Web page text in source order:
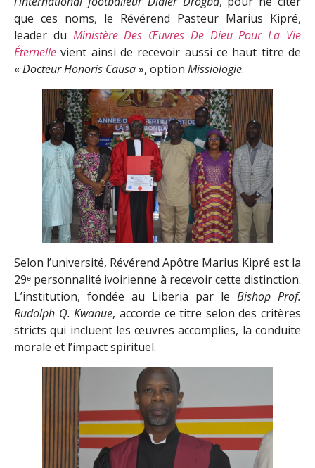
que ces noms, le Révérend Pasteur Marius Kipré,
leader du Ministère Des Œuvres De Dieu Pour La Vie
Éternelle vient ainsi de recevoir aussi ce haut titre de
«Docteur Honoris Causa», option Missiologie.
Selon l’université, Révérend Apôtre Marius Kipré est la
29ᵉ personnalité ivoirienne à recevoir cette distinction.
L’institution, fondée au Liberia par le Bishop Prof.
Rudolph Q. Kwanue, accorde ce titre selon des critères
stricts qui incluent les œuvres accomplies, la conduite
morale et l’impact spirituel.